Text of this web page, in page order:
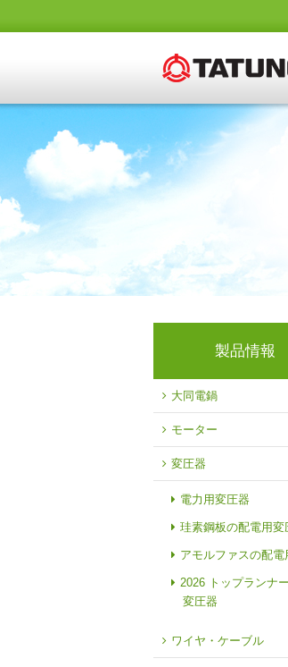
製品情報
大同電鍋
モーター
変圧器
電力用変圧器
珪素鋼板の配電用変
アモルファスの配電
2026 トップランナ
変圧器
ワイヤ・ケーブル